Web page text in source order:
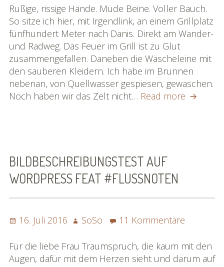
eBook »Rheinreise«
eBook »Rhônereise«
»Rhônereise« im Detail
Karte »Rhônereise«
Bildgalerie
FAQ
[SoSo]
|
Rußige, rissige Hände. Müde Beine. Voller Bauch.
So sitze ich hier, mit Irgendlink, an einem Grillplatz
fünfhundert Meter nach Danis. Direkt am Wander-
und Radweg. Das Feuer im Grill ist zu Glut
zusammengefallen. Daneben die Wäscheleine mit
den sauberen Kleidern. Ich habe im Brunnen
nebenan, von Quellwasser gespiesen, gewaschen.
Noch haben wir das Zelt nicht… Read more
BILDBESCHREIBUNGSTEST AUF
WORDPRESS FEAT #FLUSSNOTEN
Posted
16. Juli 2016 Author
SoSo 11 Kommentarezu
auf
Für die liebe Frau Traumspruch, die kaum mit den
Augen, dafür mit dem Herzen sieht und darum auf